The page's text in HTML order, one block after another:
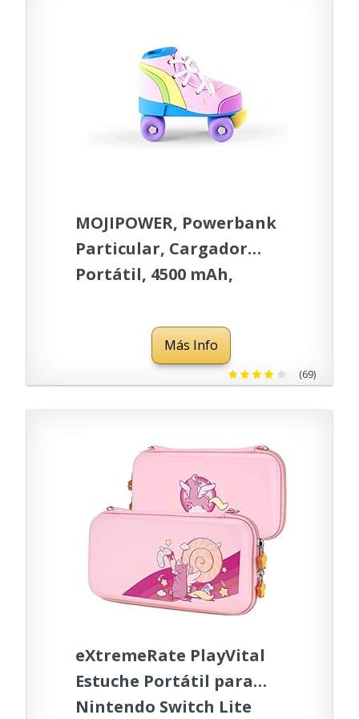
MOJIPOWER, Powerbank
Particular, Cargador
Portátil, 4500 mAh,
Android, Bateria Externa
para Smartphones,
Tablets, Dispositivos
Más Info
(69)
eXtremeRate PlayVital
Estuche Portátil para
Nintendo Switch Lite